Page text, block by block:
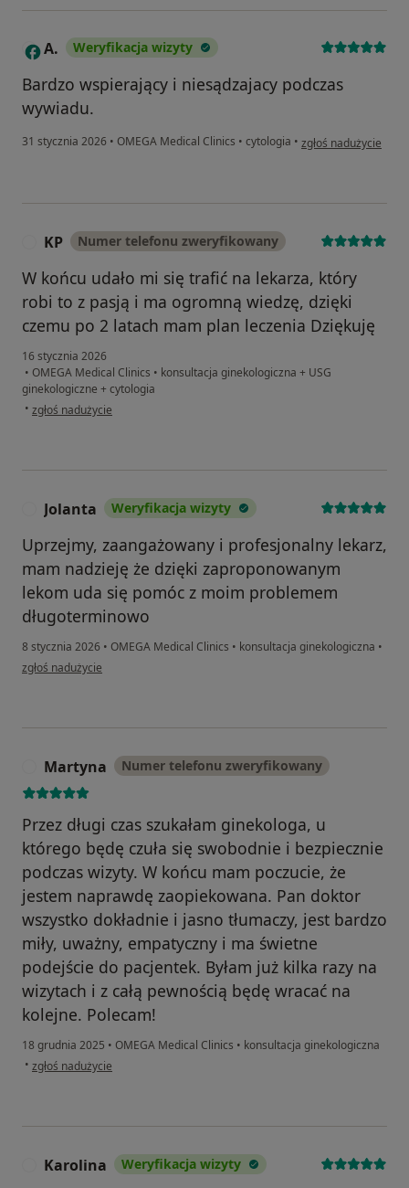
A A. Weryfikacja wizyty
Bardzo wspierający i niesądzajacy podczas
wywiadu.
31 stycznia 2026 • OMEGA Medical Clinics • cytologia • w opinii użytkownika
zgłoś nadużycie
KP Numer telefonu zweryfikowany
W końcu udało mi się trafić na lekarza, który
robi to z pasją i ma ogromną wiedzę, dzięki
czemu po 2 latach mam plan leczenia Dziękuję
16 stycznia 2026
• OMEGA Medical Clinics • konsultacja ginekologiczna + USG
ginekologiczne + cytologia
• w opinii użytkownika KP
zgłoś nadużycie
Jolanta Weryfikacja wizyty
Uprzejmy, zaangażowany i profesjonalny lekarz,
mam nadzieję że dzięki zaproponowanym
lekom uda się pomóc z moim problemem
długoterminowo
8 stycznia 2026 • OMEGA Medical Clinics • konsultacja ginekologiczna •
w opinii użytkownika Jolanta
zgłoś nadużycie
Martyna Numer telefonu zweryfikowany
Przez długi czas szukałam ginekologa, u
którego będę czuła się swobodnie i bezpiecznie
podczas wizyty. W końcu mam poczucie, że
jestem naprawdę zaopiekowana. Pan doktor
wszystko dokładnie i jasno tłumaczy, jest bardzo
miły, uważny, empatyczny i ma świetne
podejście do pacjentek. Byłam już kilka razy na
wizytach i z całą pewnością będę wracać na
kolejne. Polecam!
18 grudnia 2025 • OMEGA Medical Clinics • konsultacja ginekologiczna
• w opinii użytkownika Martyna
zgłoś nadużycie
Karolina Weryfikacja wizyty